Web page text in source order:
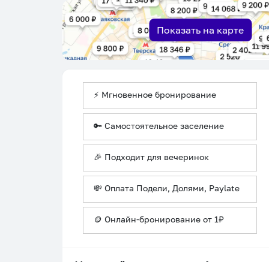
Показать на карте
⚡ Мгновенное бронирование
🔑 Самостоятельное заселение
🎉 Подходит для вечеринок
💸 Оплата Подели, Долями, Paylate
🪙 Онлайн-бронирование от 1₽